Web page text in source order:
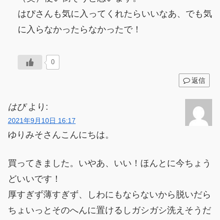
はぴさんも気に入ってくれたらいいなあ、でも気
に入らなかったらなかったで！
0
返信
はぴ より:
2021年9月10日 16:17
ゆりみそさんこんにちは。
買ってきました。いやあ、いい！ほんとに今ちょう
どいいです！
厚すぎず薄すぎず、しわにもならないから脱いだら
ちょいっとそのへんに置けるしガシガシ洗えそうだ